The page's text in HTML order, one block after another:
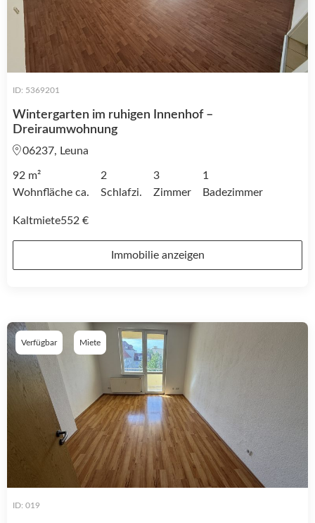
ID: 5369201
Wintergarten im ruhigen Innenhof –
Dreiraumwohnung
06237, Leuna
92 m²
Wohnfläche ca.
2
Schlafzi.
3
Zimmer
1
Badezimmer
Kaltmiete552 €
Immobilie anzeigen
Verfügbar Miete
ID: 019